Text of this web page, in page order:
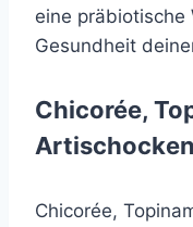
eine präbiotische
Gesundheit
Chicorée,
Artischocken
Chicorée,